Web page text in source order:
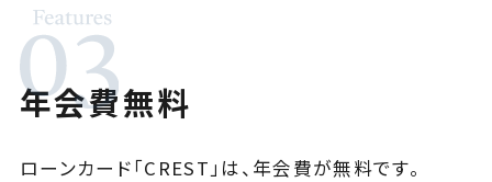
年会費無料
ローンカード「CREST」は、年会費が無料です。